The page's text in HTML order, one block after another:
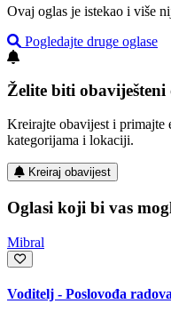
Ovaj oglas je istekao i više
Pogledajte druge oglase
Želite biti obaviješteni
Kreirajte obavijest i primajte
kategorijama i lokaciji.
Kreiraj obavijest
Oglasi koji bi vas
Mibral
Voditelj - Poslovođa